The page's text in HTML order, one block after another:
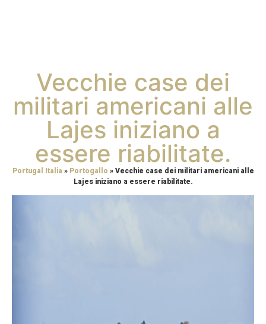
Vecchie case dei
militari americani alle
Lajes iniziano a
essere riabilitate.
Portugal Italia » Portogallo »Vecchie case dei militari americani alle
Lajes iniziano a essere riabilitate.